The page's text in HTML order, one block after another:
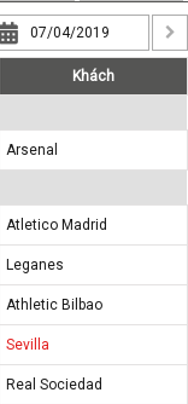
Khách
Arsenal
Atletico Madrid
Leganes
Athletic Bilbao
Sevilla
Real Sociedad